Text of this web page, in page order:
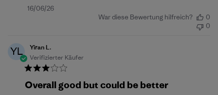
Veröffentlichungsdatum
16/06/26
War diese Bewertung hilfreich?
0
0
YL
Yiran L.
Verifizierter Käufer
Overall good but could be better